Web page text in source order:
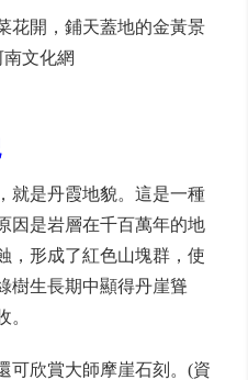
花開，鋪天蓋地的金黃景
文化網
就是丹霞地貌。這是一種
因是岩層在千百萬年的地
，形成了紅色山塊群，使
樹生長期中顯得丹崖聳
。
可欣賞大師摩崖石刻。(資